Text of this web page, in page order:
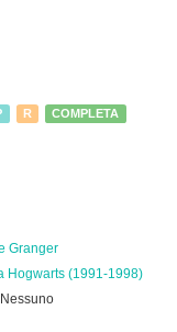
R COMPLETA
Granger
Hogwarts (1991-1998)